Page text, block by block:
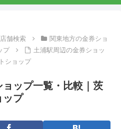
舗検索
関東地方の金券ショ
プ
土浦駅周辺の金券ショッ
ショップ
ップ一覧・比較｜茨
ップ